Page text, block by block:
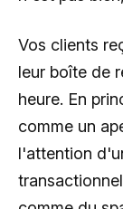
Vos clients
leur boîte de
heure. En
comme un
l'attention